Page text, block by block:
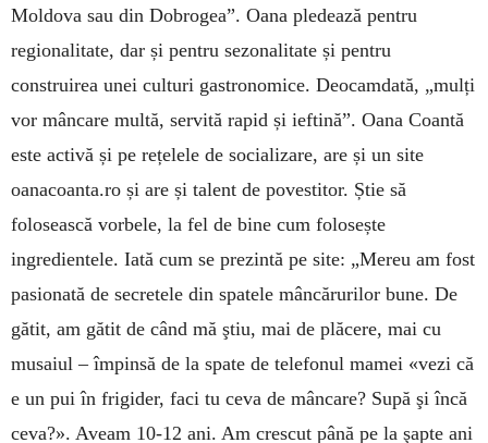
Moldova sau din Dobrogea”. Oana pledează pen­tru
regionalitate, dar și pentru sezonalitate și pentru
construirea unei culturi gastronomice. Deocamdată, „mulți
vor mâncare multă, servită rapid și ieftină”. Oana Coantă
este activă și pe rețelele de socializare, are și un site
oanacoanta.ro și are și talent de povestitor. Știe să
folosească vorbele, la fel de bine cum folosește
ingredientele. Iată cum se prezintă pe site: „Mereu am fost
pasionată de secretele din spatele mâncărurilor bune. De
gătit, am gătit de când mă ştiu, mai de plăcere, mai cu
musaiul – împinsă de la spate de tele­fonul mamei «vezi că
e un pui în frigider, faci tu ceva de mâncare? Supă şi încă
ceva?». Aveam 10-12 ani. Am crescut până pe la şapte ani